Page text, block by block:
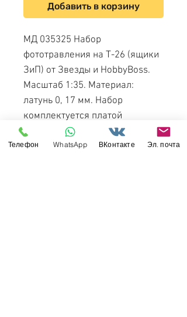
Добавить в корзину
МД 035325 Набор
фототравления на Т-26 (ящики
ЗиП) от Звезды и HobbyBoss.
Масштаб 1:35. Материал:
латунь 0, 17 мм. Набор
комплектуется платой
фототравления и цветной
инструкцией. Количество
Телефон WhatsApp ВКонтакте Эл. почта